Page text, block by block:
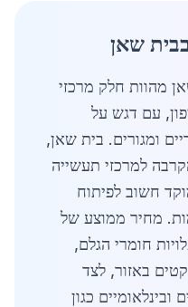
שאן
מהוות חלק מרכזי
עם דגש על
ומגורים. בית שאן,
למרכזי תעשייה
חשוב לפיתוח
מחיר ממוצע של
חומרי הגלם,
באזור, לצד
כגון